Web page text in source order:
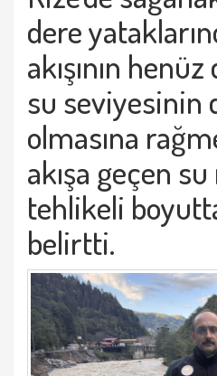
dere
akışının henüz
su seviyesinin
olmasına
akışa geçen
tehlikeli
belirtti.